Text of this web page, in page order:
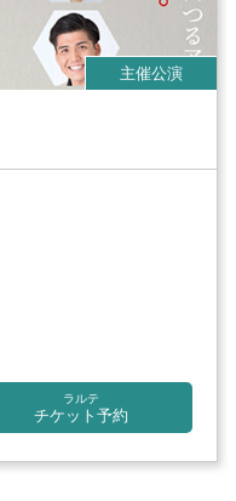
ラルテ
チケット予約